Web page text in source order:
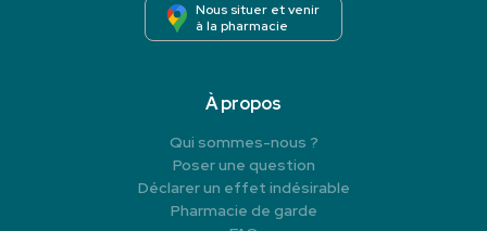
Nous situer et venir
à la pharmacie
À propos
Qui sommes-nous ?
Poser une question
Déclarer un effet indésirable
Pharmacie de garde